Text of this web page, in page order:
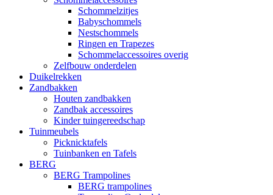
Schommelzitjes
Babyschommels
Nestschommels
Ringen en Trapezes
Schommelaccessoires overig
Zelfbouw onderdelen
Duikelrekken
Zandbakken
Houten zandbakken
Zandbak accessoires
Kinder tuingereedschap
Tuinmeubels
Picknicktafels
Tuinbanken en Tafels
BERG
BERG Trampolines
BERG trampolines